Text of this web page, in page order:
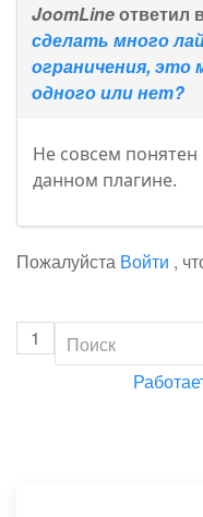
JoomLineответил
сделать много
ограничения,
одного или нет?
Не совсем
данном плагине.
Пожалуйста Войти ,
1